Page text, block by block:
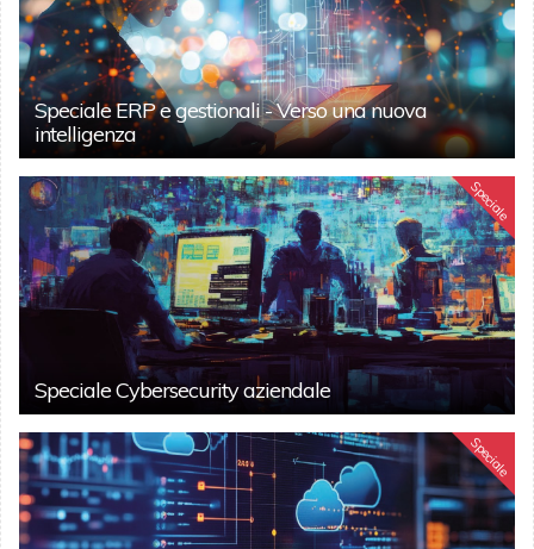
Speciale ERP e gestionali - Verso una nuova
intelligenza
Speciale
Speciale Cybersecurity aziendale
Speciale